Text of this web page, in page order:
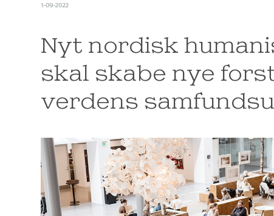
1-09-2022
Nyt nordisk
skal skabe nye
verdens